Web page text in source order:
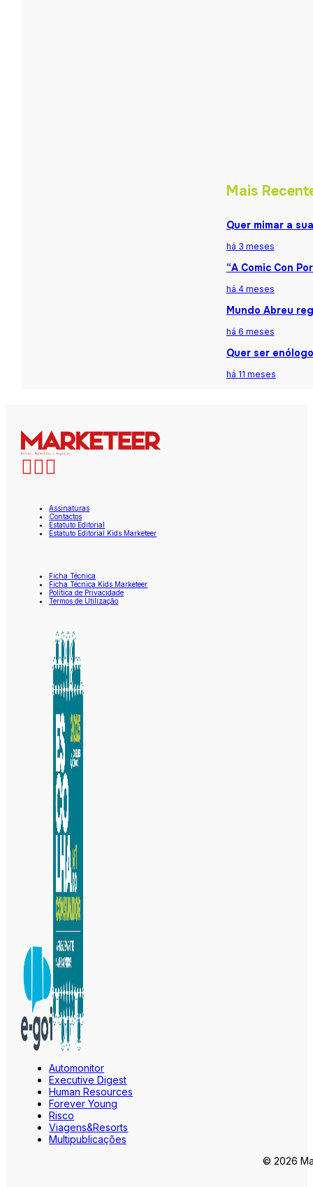
Mais
Quer mimar a
há 3 meses
“A Comic Con
há 4 meses
Mundo Abreu
há 6 meses
Quer ser
há 11 meses
Assinaturas
Contactos
Estatuto Editorial
Estatuto Editorial Kids Marketeer
Ficha Técnica
Ficha Técnica Kids Marketeer
Política de Privacidade
Termos de Utilização
Automonitor
Executive Digest
Human Resources
Forever Young
Risco
Viagens&Resorts
Multipublicações
© 2026